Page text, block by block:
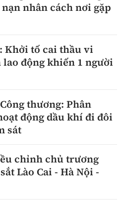
nhân cách nơi gặp
Khởi tố cai thầu vi
lao động khiến 1 người
thương: Phân
động dầu khí đi đôi
sát
chỉnh chủ trương
Lào Cai - Hà Nội -